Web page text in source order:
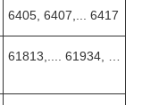
6405, 6407,... 6417
61813,.... 61934, …